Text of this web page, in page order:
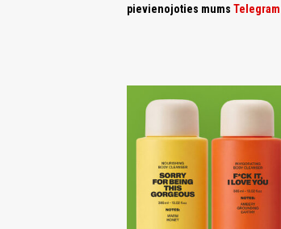
pievienojoties mums Telegram